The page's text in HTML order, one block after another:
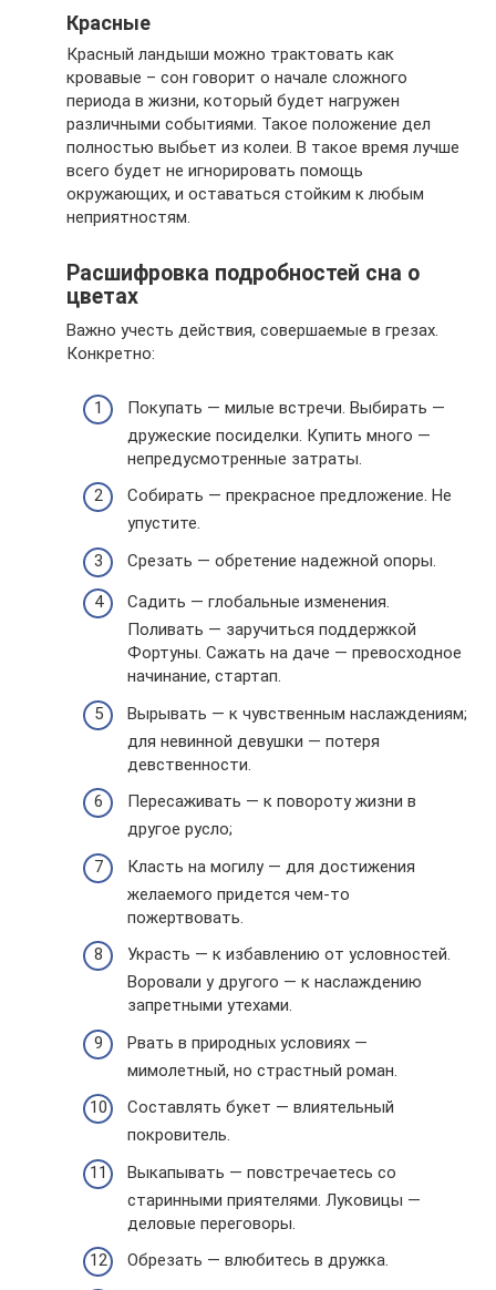
Красные
Красный ландыши можно трактовать как
кровавые – сон говорит о начале сложного
периода в жизни, который будет нагружен
различными событиями. Такое положение дел
полностью выбьет из колеи. В такое время лучше
всего будет не игнорировать помощь
окружающих, и оставаться стойким к любым
неприятностям.
Расшифровка подробностей сна о
цветах
Важно учесть действия, совершаемые в грезах.
Конкретно:
Покупать — милые встречи. Выбирать —
дружеские посиделки. Купить много —
непредусмотренные затраты.
Собирать — прекрасное предложение. Не
упустите.
Срезать — обретение надежной опоры.
Садить — глобальные изменения.
Поливать — заручиться поддержкой
Фортуны. Сажать на даче — превосходное
начинание, стартап.
Вырывать — к чувственным наслаждениям;
для невинной девушки — потеря
девственности.
Пересаживать — к повороту жизни в
другое русло;
Класть на могилу — для достижения
желаемого придется чем-то
пожертвовать.
Украсть — к избавлению от условностей.
Воровали у другого — к наслаждению
запретными утехами.
Рвать в природных условиях —
мимолетный, но страстный роман.
Составлять букет — влиятельный
покровитель.
Выкапывать — повстречаетесь со
старинными приятелями. Луковицы —
деловые переговоры.
Обрезать — влюбитесь в дружка.